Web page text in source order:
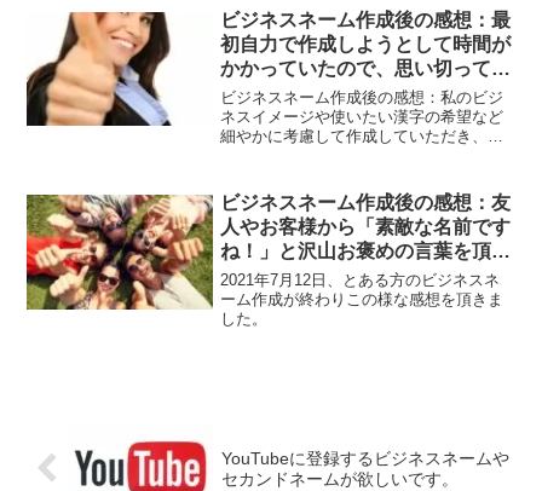
きました。口コミも良く、開運名刺の作
り方やビジネスを開始する最適な日まで
サービスで教えていただける等、料金も
良心的で納得いくものでしたし、やはり
実績のあるプロの方にお願いした方が良
いと思いお願いしました。メールのレス
ポンスも早く不安になることは全くな
く、むしろこちらの希望を取り入れて
たビジネスネームは、イメージしていた
雰囲気のとても素敵な名前ですごく気に
入りました。また、同姓同名のいないオ
ンリーワンの名前ということもそうなの
ですが、鑑定書を見ると、字画だけでは
なく、そこまで考えて作成していただい
たのか？と驚くほど多角的で細やかな鑑
がとうございました。
ビジネスネーム作成後の感想：最
初自力で作成しようとして時間が
かかっていたので、思い切ってお
願いして良かったです。
ビジネスネーム作成後の感想：私のビジ
ネスイメージや使いたい漢字の希望など
細やかに考慮して作成していただき、と
出していただいたり、最終的に名前を決
める際にもアドバイスをいただいたり、
とても丁寧な対応で安心して希望などお
伝えできました。最初自力で作成しよう
として時間がかかっていたので、思い切
ってお願いして良かったです。
ビジネスネーム作成後の感想：友
人やお客様から「素敵な名前です
ね！」と沢山お褒めの言葉を頂き
ました。
2021年7月12日、とある方のビジネスネ
ーム作成が終わりこの様な感想を頂きま
した。
YouTubeに登録するビジネスネームや
セカンドネームが欲しいです。